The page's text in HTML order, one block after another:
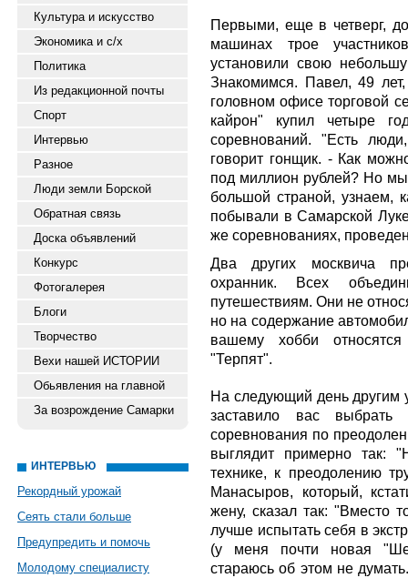
Культура и искусство
Экономика и с/х
Политика
Из редакционной почты
Спорт
Интервью
Разное
Люди земли Борской
Обратная связь
Доска объявлений
Конкурс
Фотогалерея
Блоги
Творчество
Вехи нашей ИСТОРИИ
Обьявления на главной
За возрождение Самарки
ИНТЕРВЬЮ
Рекордный урожай
Сеять стали больше
Предупредить и помочь
Молодому специалисту
Первыми, еще в четверг,
машинах трое
установили свою
Знакомимся. Павел, 49
головном офисе торговой
кайрон" купил четыре
соревнований. "Есть
говорит гонщик. - Как
под миллион рублей? Но
большой страной, узнаем,
побывали в Самарской
же соревнованиях,
Два других москвича
охранник. Всех
путешествиям. Они не
но на содержание
вашему хобби
"Терпят".
На следующий день другим
заставило вас выбрать
соревнования по
выглядит примерно так:
технике, к преодолению
Манасыров, который,
жену, сказал так: "Вместо
лучше испытать себя в
(у меня почти новая
стараюсь об этом не